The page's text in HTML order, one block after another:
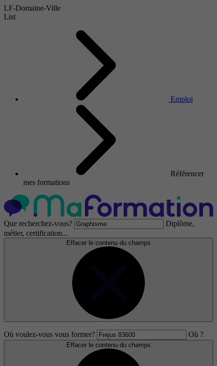
LF-Domaine-Ville
List
Emploi
Référencer
mes formations
Que recherchez-vous?
Diplôme,
métier, certification...
Effacer le contenu du champs
Où voulez-vous vous former? Où ?
Effacer le contenu du champs